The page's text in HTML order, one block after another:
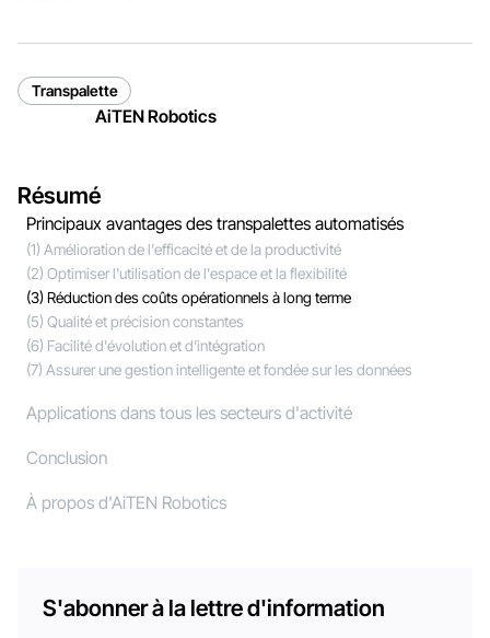
Transpalette
AiTEN Robotics
Résumé
Principaux avantages des transpalettes automatisés
(1) Amélioration de l'efficacité et de la productivité
(2) Optimiser l'utilisation de l'espace et la flexibilité
(3) Réduction des coûts opérationnels à long terme
(5) Qualité et précision constantes
(6) Facilité d'évolution et d'intégration
(7) Assurer une gestion intelligente et fondée sur les données
Applications dans tous les secteurs d'activité
Conclusion
À propos d'AiTEN Robotics
S'abonner à la lettre d'information